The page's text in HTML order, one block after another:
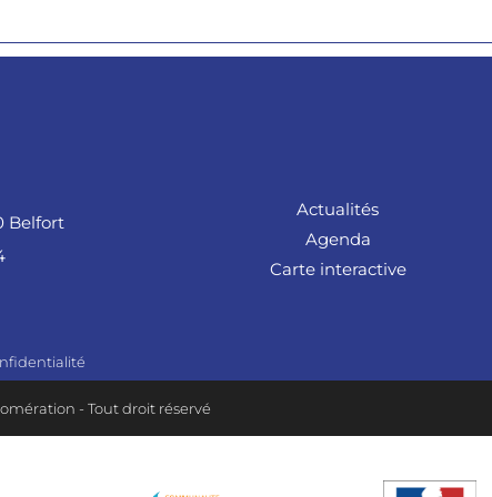
Belfort
Actualités
Agenda
Carte interactive
- Tout droit réservé